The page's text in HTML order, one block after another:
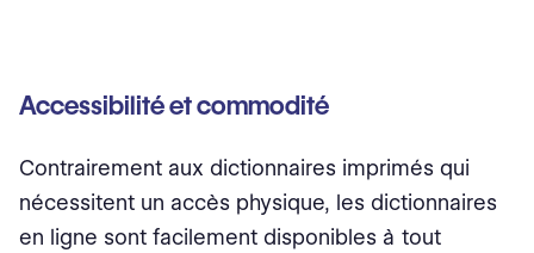
Accessibilité et commodité
Contrairement aux dictionnaires imprimés qui
nécessitent un accès physique, les dictionnaires
en ligne sont facilement disponibles à tout